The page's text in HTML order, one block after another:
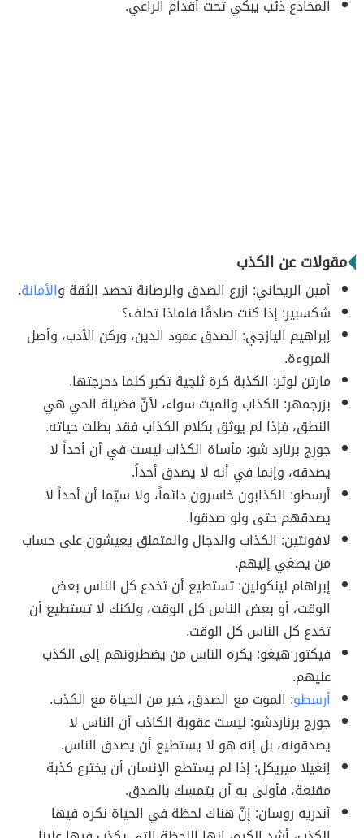
المخادع ذئب يبكي تحت أقدام الراعي.
مقولات عن الكذب
أمين الريحاني: ازرع الصدق والرصانة تحصد الثقة والأمانة.
شكسبير: إذا كنت صادقًا فلماذا تحلف؟
إبراهيم اليازجي: الصدق عمود الدين، وركن الأدب، وأصل
المروءة.
مارتن لوثر: الكذبة كرة ثلجية تكبر كلما دحرجتها.
بزرجمهر: الكذاب والميت سواء، لأنّ فضيلة الحي هي
النطق، فإذا لم يوثق بكلام الكذاب فقد بطلت حياته.
جورج برنارد شو: مأساة الكذاب ليست في أن أحداً لا
يصدقه، وإنما في أنه لا يصدق أحداً.
أرسطو: الكذابون خاسرون دائماً، ولا سيّما أن أحداً لا
يصدقهم حتى ولو صدقوا.
لافونتين: الكذاب والدجال والمتملق يعيشون على حساب
من يصغي إليهم.
إبراهام لينكولين: تستطيع أن تخدع كل الناس بعض
الوقت، أو بعض الناس كل الوقت، ولكنك لا تستطيع أن
تخدع كل الناس كل الوقت.
فيكتور هيغو: يكره الناس من يضطرونهم إلى الكذب
عليهم.
أرسطو: الموت مع الصدق، خير من الحياة مع الكذب.
جورج برناردشو: ليست عقوبة الكاذب أن الناس لا
يصدقونه، بل إنه هو لا يستطيع أن يصدق الناس.
إنغيلا ميريكل: إذا لم يستطع الإنسان أن يخترع كذبة
مقنعة، فأولى به أن يتمسك بالصدق.
أندريه روسان: إنّ هناك لحظة في الحياة نكره فيها